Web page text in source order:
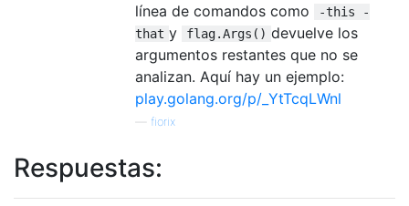
línea de comandos como
-this -
that y flag.Args() devuelve los
argumentos restantes que no se
analizan. Aquí hay un ejemplo:
play.golang.org/p/_YtTcqLWnl
fiorix
Respuestas: